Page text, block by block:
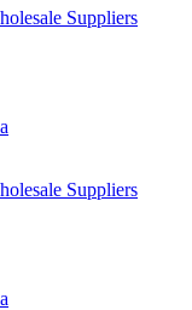
Suppliers
Suppliers